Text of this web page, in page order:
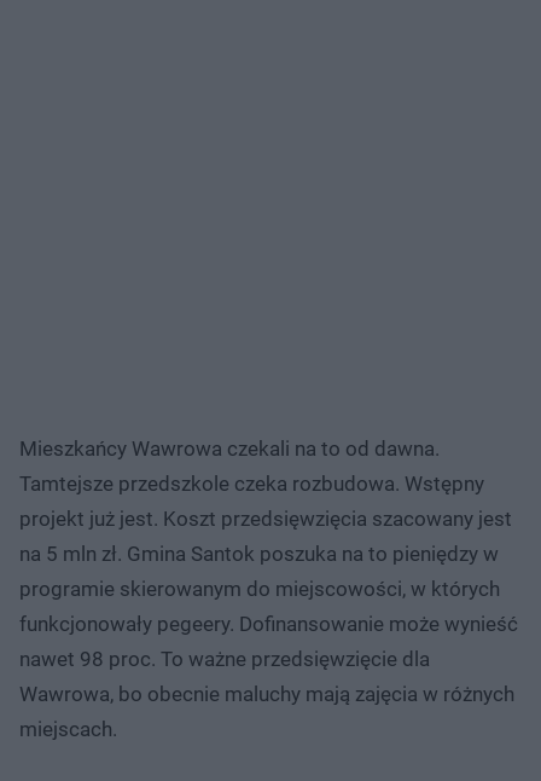
Mieszkańcy Wawrowa czekali na to od dawna.
Tamtejsze przedszkole czeka rozbudowa. Wstępny
projekt już jest. Koszt przedsięwzięcia szacowany jest
na 5 mln zł. Gmina Santok poszuka na to pieniędzy w
programie skierowanym do miejscowości, w których
funkcjonowały pegeery. Dofinansowanie może wynieść
nawet 98 proc. To ważne przedsięwzięcie dla
Wawrowa, bo obecnie maluchy mają zajęcia w różnych
miejscach.